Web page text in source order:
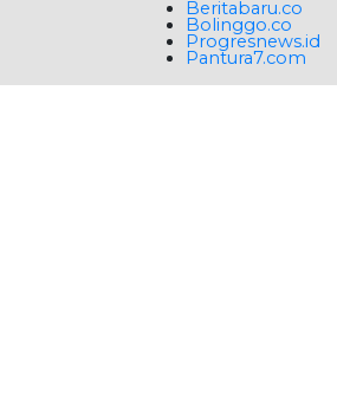
Beritabaru.co
Bolinggo.co
Progresnews.id
Pantura7.com